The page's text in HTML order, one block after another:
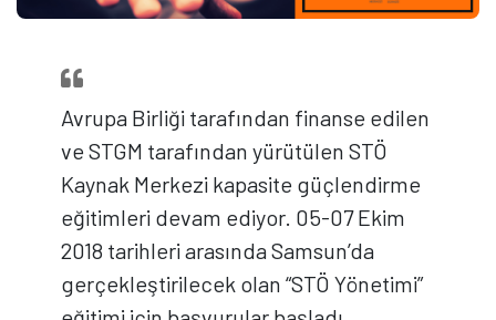
Avrupa Birliği tarafından finanse edilen
ve STGM tarafından yürütülen STÖ
Kaynak Merkezi kapasite güçlendirme
eğitimleri devam ediyor. 05-07 Ekim
2018 tarihleri arasında Samsun’da
gerçekleştirilecek olan “STÖ Yönetimi”